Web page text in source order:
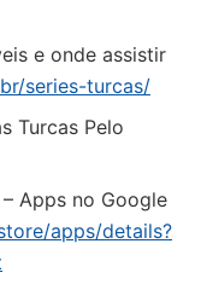
e onde assistir
series-turcas/
Turcas Pelo
Apps no Google
apps/details?